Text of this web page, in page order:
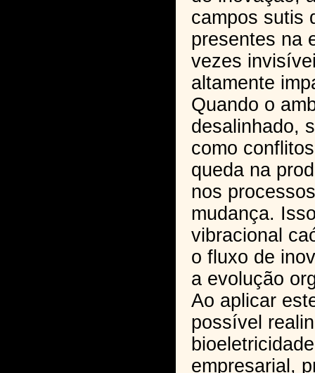
campos sutis
presentes na
vezes
altamente
Quando o
desalinhado,
como
queda na
nos
mudança.
vibracional
o fluxo de
a evolução
Ao aplicar
possível
empresarial,